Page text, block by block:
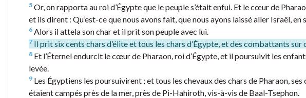
5 Or, on rapporta au roi d’Égypte que le peuple s’était enfui. Et le cœur de
et ils dirent : Qu’est-ce que nous avons fait, que nous ayons laissé aller Israël, en
6 Alors il attela son char et il prit son peuple avec lui.
7 Il prit six cents chars d’élite et tous les chars d’Égypte, et des combattants sur
8 Et l’Éternel endurcit le cœur de Pharaon, roi d’Égypte, et il poursuivit les
levée.
9 Les Égyptiens les poursuivirent ; et tous les chevaux des chars de Pharaon,
étaient campés près de la mer, près de Pi-Hahiroth, vis-à-vis de Baal-Tsephon.